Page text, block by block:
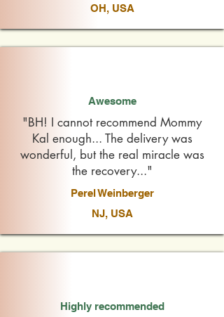
OH, USA
Awesome
"BH! I cannot recommend Mommy
Kal enough... The delivery was
wonderful, but the real miracle was
the recovery..."
Perel Weinberger
NJ, USA
Highly recommended